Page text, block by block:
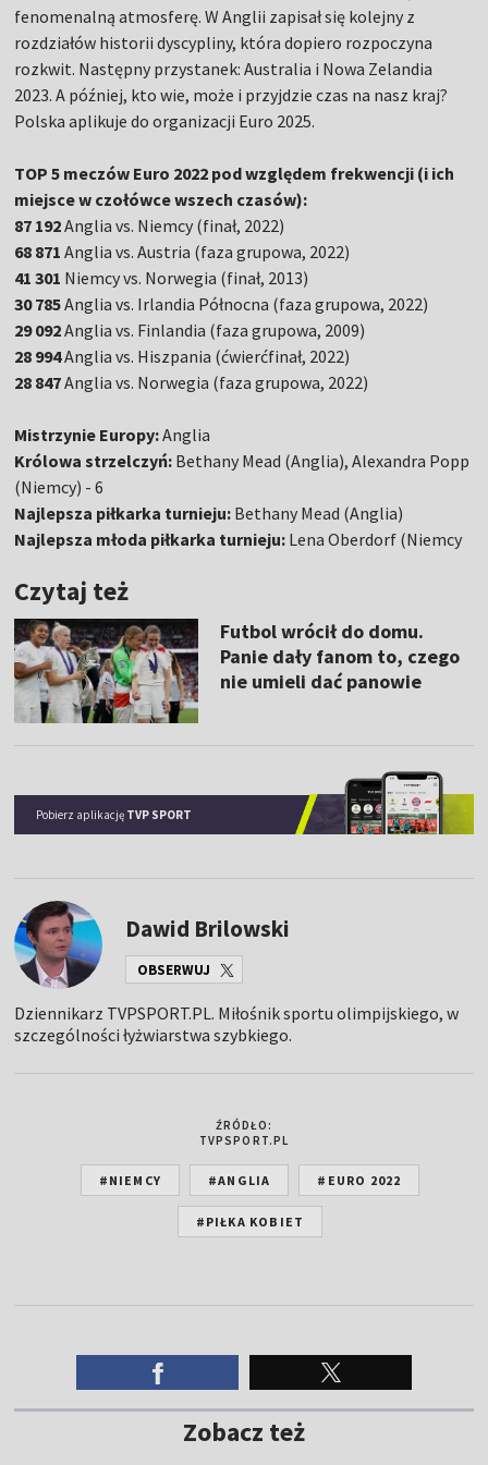
fenomenalną atmosferę. W Anglii zapisał się kolejny z
rozdziałów historii dyscypliny, która dopiero rozpoczyna
rozkwit. Następny przystanek: Australia i Nowa Zelandia
2023. A później, kto wie, może i przyjdzie czas na nasz kraj?
Polska aplikuje do organizacji Euro 2025.
TOP 5 meczów Euro 2022 pod względem frekwencji (i ich
miejsce w czołówce wszech czasów):
87 192Anglia vs. Niemcy (finał, 2022)
68 871 Anglia vs. Austria (faza grupowa, 2022)
41 301 Niemcy vs. Norwegia (finał, 2013)
30 785Anglia vs. Irlandia Północna (faza grupowa, 2022)
29 092Anglia vs. Finlandia (faza grupowa, 2009)
28 994Anglia vs. Hiszpania (ćwierćfinał, 2022)
28 847Anglia vs. Norwegia (faza grupowa, 2022)
Mistrzynie Europy:Anglia
Królowa strzelczyń: Bethany Mead (Anglia), Alexandra Popp
(Niemcy) - 6
Najlepsza piłkarka turnieju: Bethany Mead (Anglia)
Najlepsza młoda piłkarka turnieju: Lena Oberdorf (Niemcy
Czytaj też
Futbol wrócił do domu.
Panie dały fanom to, czego
nie umieli dać panowie
Pobierz aplikację TVP SPORT
Dawid Brilowski
OBSERWUJ
Dziennikarz TVPSPORT.PL. Miłośnik sportu olimpijskiego, w
szczególności łyżwiarstwa szybkiego.
ŹRÓDŁO:
TVPSPORT.PL
#NIEMCY #ANGLIA #EURO 2022
#PIŁKA KOBIET
Zobacz też